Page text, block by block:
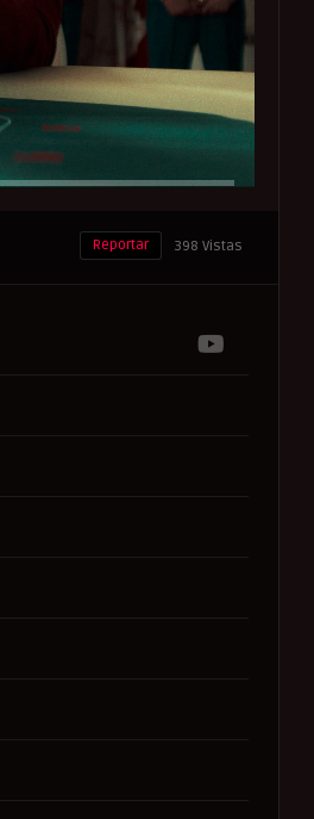
398 Vistas
Reportar